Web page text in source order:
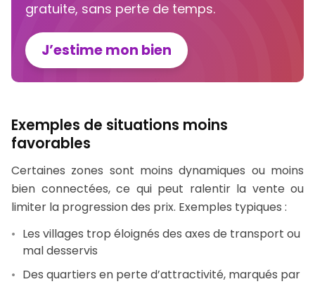
gratuite, sans perte de temps.
J’estime mon bien
Exemples de situations moins
favorables
Certaines zones sont moins dynamiques ou moins
bien connectées, ce qui peut ralentir la vente ou
limiter la progression des prix. Exemples typiques :
Les villages trop éloignés des axes de transport ou
mal desservis
Des quartiers en perte d’attractivité, marqués par